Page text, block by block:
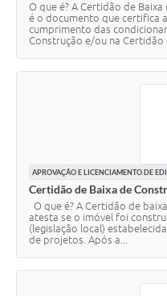
O que é? A Certidão de
é o documento que certifica
cumprimento das
Construção e/ou na Certidão
APROVAÇÃO E LICENCIAMENTO DE
Certidão de Baixa de
O que é? A Certidão de
atesta se o imóvel foi
(legislação local)
de projetos. Após a...